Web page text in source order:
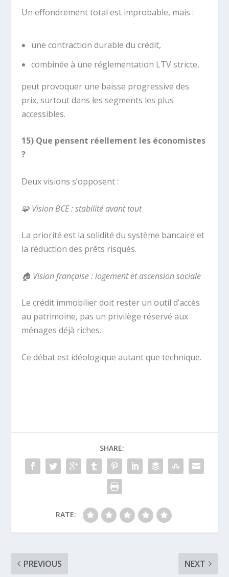
Un effondrement total est improbable, mais :
une contraction durable du crédit,
combinée à une réglementation LTV stricte,
peut provoquer une baisse progressive des
prix, surtout dans les segments les plus
accessibles.
15) Que pensent réellement les économistes
?
Deux visions s’opposent :
🧩 Vision BCE : stabilité avant tout
La priorité est la solidité du système bancaire et
la réduction des prêts risqués.
🏠 Vision française : logement et ascension sociale
Le crédit immobilier doit rester un outil d’accès
au patrimoine, pas un privilège réservé aux
ménages déjà riches.
Ce débat est idéologique autant que technique.
SHARE:
RATE:
PREVIOUS NEXT